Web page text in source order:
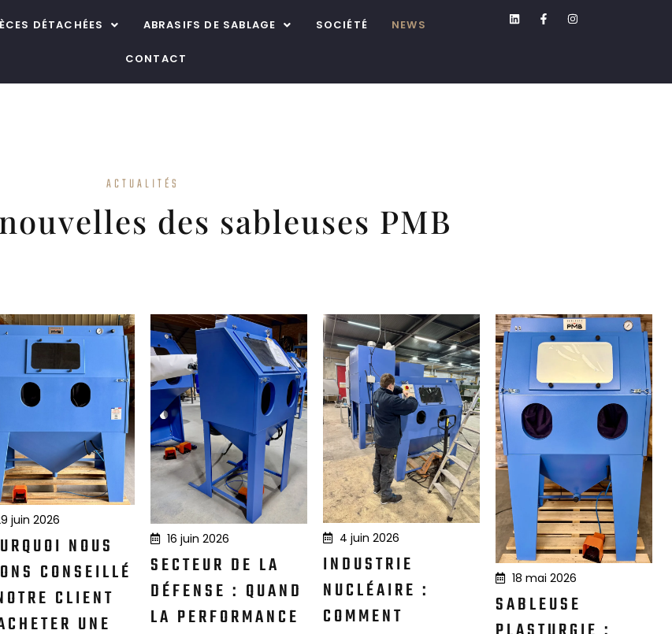
DÉTACHÉES ABRASIFS DE SABLAGE SOCIÉTÉ NEWS
CONTACT
ACTUALITÉS
des sableuses PMB
juin 2026
NOUS
CONSEILLÉ
CLIENT
UNE
16 juin 2026
SECTEUR DE LA
DÉFENSE : QUAND
LA PERFORMANCE
4 juin 2026
INDUSTRIE
NUCLÉAIRE :
COMMENT
18 mai 2026
SABLEUSE